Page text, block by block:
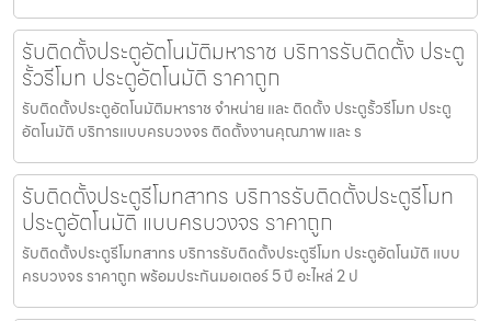
รับติดตั้งประตูอัตโนมัติมหาราช บริการรับติดตั้ง ประตู
รั้วรีโมท ประตูอัตโนมัติ ราคาถูก
รับติดตั้งประตูอัตโนมัติมหาราช จำหน่าย และ ติดตั้ง ประตูรั้วรีโมท ประตู
อัตโนมัติ บริการแบบครบวงจร ติดตั้งงานคุณภาพ และ ร
รับติดตั้งประตูรีโมทสาทร บริการรับติดตั้งประตูรีโมท
ประตูอัตโนมัติ แบบครบวงจร ราคาถูก
รับติดตั้งประตูรีโมทสาทร บริการรับติดตั้งประตูรีโมท ประตูอัตโนมัติ แบบ
ครบวงจร ราคาถูก พร้อมประกันมอเตอร์ 5 ปี อะไหล่ 2 ป